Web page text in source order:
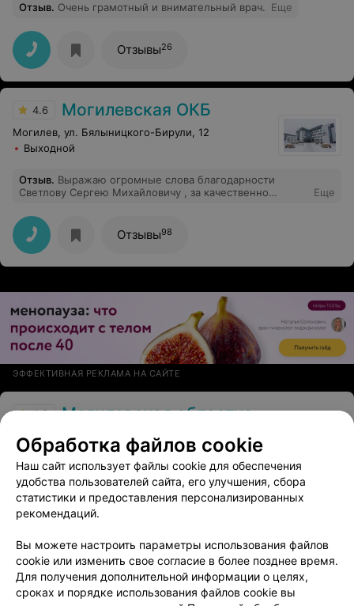
Отзыв. Очень грамотный и внимательный врач. Еще
Отзывы26
4.6 Могилевская ОКБ
Могилев, ул. Бялыницкого-Бирули, 12
Выходной
Отзыв. Выражаю огромные слова благодарности
Светлову Сергею Михайловичу , за качественно
неоценимую и своевременную помощь. А также
медперсоналу, за заботу и внимание!
Еще
Отзывы98
ЭФФЕКТИВНАЯ РЕКЛАМА НА САЙТЕ
4.8 Могилевская областная детская больница
Могилев, ул. Белыницкого-Бирули, 9
Выходной
Отзыв. Слова благодарности в адрес всего
мёд.персонала лор.отделения. И особенно
зав.отделением Ш Ирине Ивановне за проведённую
операцию по удалению аденоидов моему трёхлетнему
что очень радует.
Обработка файлов cookie
Наш сайт использует файлы cookie для обеспечения
удобства пользователей сайта, его улучшения, сбора
статистики и предоставления персонализированных
рекомендаций.
Вы можете настроить параметры использования файлов
cookie или изменить свое согласие в более позднее время.
Для получения дополнительной информации о целях,
сроках и порядке использования файлов cookie вы